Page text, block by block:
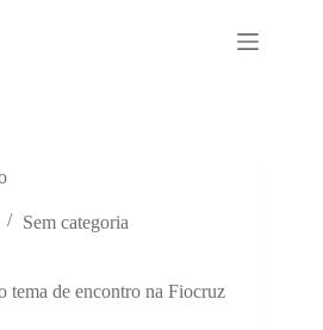
Sem categoria
tema de encontro na Fiocruz